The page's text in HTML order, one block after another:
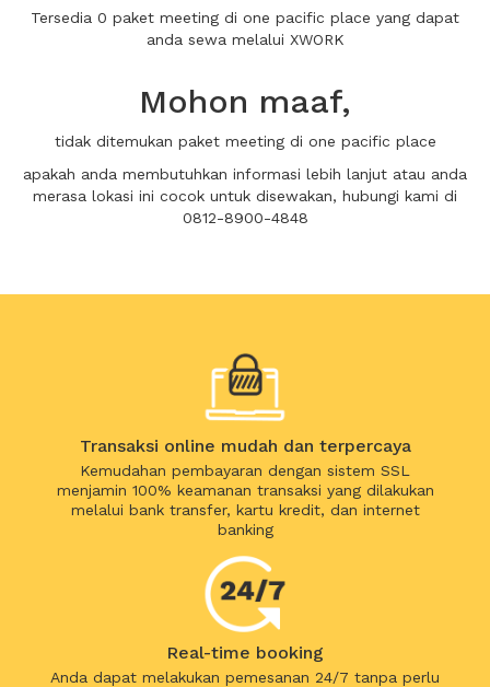
Tersedia 0 paket meeting di one pacific place yang dapat
anda sewa melalui XWORK
Mohon maaf,
tidak ditemukan paket meeting di one pacific place
apakah anda membutuhkan informasi lebih lanjut atau anda
merasa lokasi ini cocok untuk disewakan, hubungi kami di
0812-8900-4848
Transaksi online mudah dan terpercaya
Kemudahan pembayaran dengan sistem SSL
menjamin 100% keamanan transaksi yang dilakukan
melalui bank transfer, kartu kredit, dan internet
banking
Real-time booking
Anda dapat melakukan pemesanan 24/7 tanpa perlu